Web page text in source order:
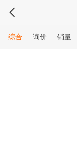
综合 询价 销量